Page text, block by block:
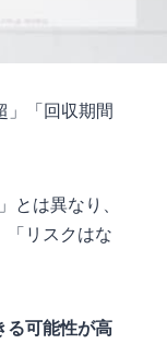
」「回収期間
とは異なり、
「リスクはな
る可能性が高